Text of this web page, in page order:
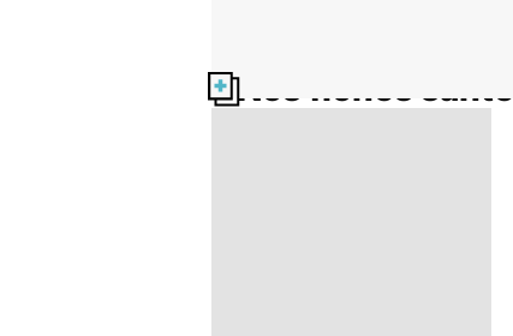
Nos fiches santé